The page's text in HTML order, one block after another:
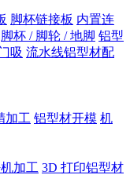
脚杯链接板 内置连
脚杯 / 脚轮 / 地脚 铝型
吸 流水线铝型材配
加工 铝型材开模 机
加工 3D 打印铝型材